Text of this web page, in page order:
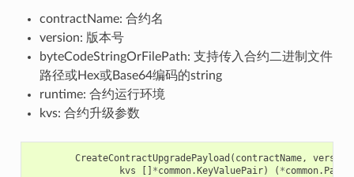
contractName: 合约名
version: 版本号
byteCodeStringOrFilePath: 支持传入合约二进制文件
路径或Hex或Base64编码的string
runtime: 合约运行环境
kvs: 合约升级参数
CreateContractUpgradePayload ( contractName, version
kvs
[] *common.KeyValuePair) ( *common.